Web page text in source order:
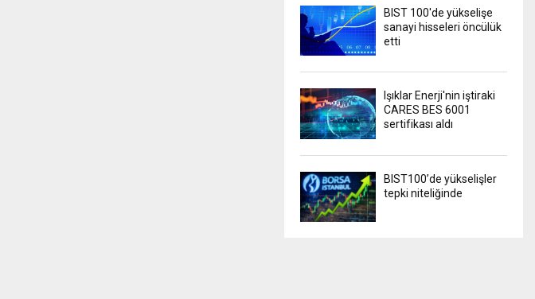
BIST 100'de yükselişe
sanayi hisseleri öncülük
etti
Işıklar Enerji'nin iştiraki
CARES BES 6001
sertifikası aldı
BIST100’de yükselişler
tepki niteliğinde